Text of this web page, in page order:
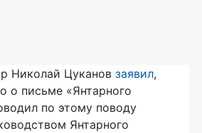
Николай Цуканов заявил,
о письме «Янтарного
по этому поводу
Янтарного